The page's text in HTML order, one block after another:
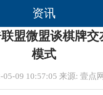
资讯
盟微盟谈棋牌交
模式
05-09 10:57:05 来源: 壹点网